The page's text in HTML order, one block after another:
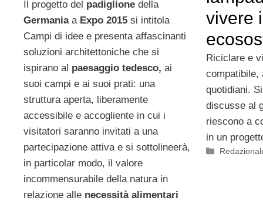
Il progetto del padiglione della
GermaniaaExpo 2015 si intitola
Campi di idee e presenta affascinanti
soluzioni architettoniche che si
ispirano al paesaggio tedesco, ai
suoi campi e ai suoi prati: una
struttura aperta, liberamente
accessibile e accogliente in cui i
visitatori saranno invitati a una
partecipazione attiva e si sottolineerà,
in particolar modo, il valore
incommensurabile della natura in
relazione alle necessità alimentari
vivere
Riciclare e
compatibile,
quotidiani.
discusse al
riescono a
in un
Categorie